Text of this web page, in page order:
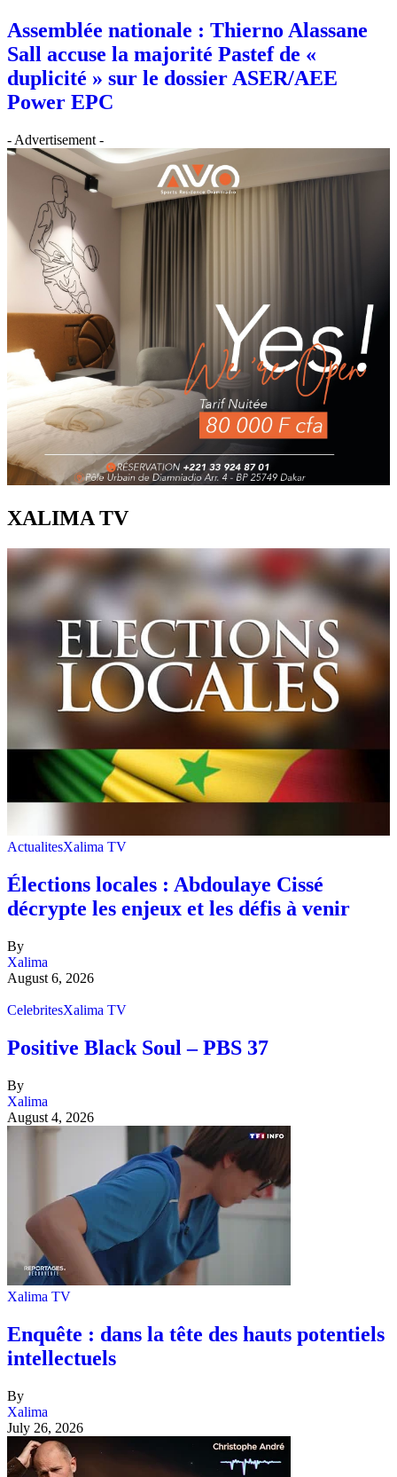
Assemblée nationale : Thierno Alassane
Sall accuse la majorité Pastef de «
duplicité » sur le dossier ASER/AEE
Power EPC
- Advertisement -
XALIMA TV
ActualitesXalima TV
Élections locales : Abdoulaye Cissé
décrypte les enjeux et les défis à venir
By
Xalima
August 6, 2026
CelebritesXalima TV
Positive Black Soul – PBS 37
By
Xalima
August 4, 2026
Xalima TV
Enquête : dans la tête des hauts potentiels
intellectuels
By
Xalima
July 26, 2026